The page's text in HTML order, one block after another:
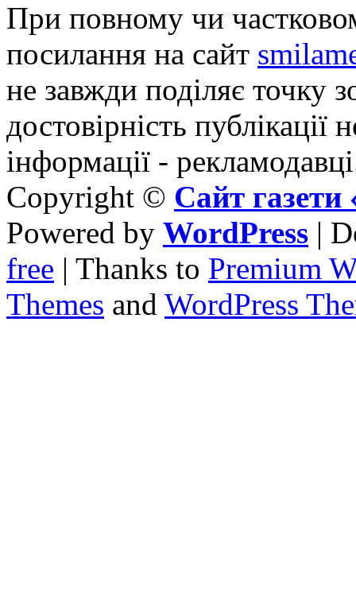
При повному чи
посилання на сайт
не завжди поділяє точку
достовірність публікації
інформації -
Copyright © Сайт
Powered by WordPress |
free | Thanks to Premium
Themes and WordPress